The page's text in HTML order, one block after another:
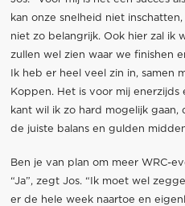
kan onze snelheid niet
niet zo belangrijk. Ook hier zal ik
zullen wel zien waar we finishen
Ik heb er heel veel zin in, samen
Koppen. Het is voor mij enerzijds
kant wil ik zo hard mogelijk gaan,
de juiste balans en gulden
Ben je van plan om meer WRC-
“Ja”, zegt Jos. “Ik moet wel
er de hele week naartoe en